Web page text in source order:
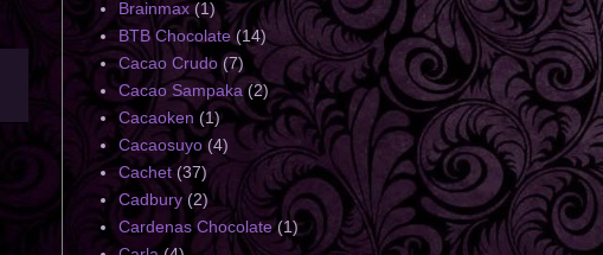
Brainmax (1)
BTB Chocolate (14)
Cacao Crudo (7)
Cacao Sampaka (2)
Cacaoken (1)
Cacaosuyo (4)
Cachet (37)
Cadbury (2)
Cardenas Chocolate (1)